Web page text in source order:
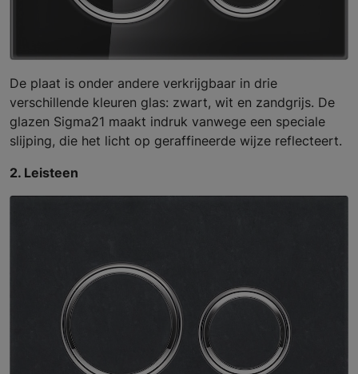
De plaat is onder andere verkrijgbaar in drie
verschillende kleuren glas: zwart, wit en zandgrijs. De
glazen Sigma21 maakt indruk vanwege een speciale
slijping, die het licht op geraffineerde wijze reflecteert.
2. Leisteen